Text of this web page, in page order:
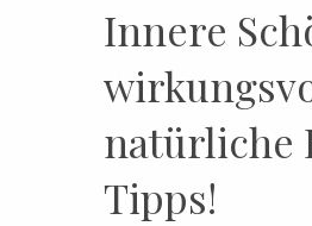
Innere
natürliche
Tipps!